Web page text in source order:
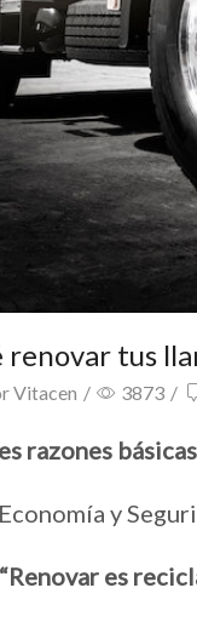
renovar tus
Vitacen / 3873 /
razones
y
es